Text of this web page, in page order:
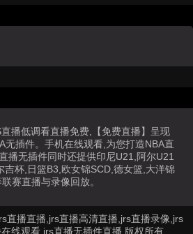
播低调看直播免费,【免费直播】呈现
无插件。手机在线观看,为您打造NBA直
播无插件同时还提供印尼U21,阿尔U21
吉杯,日篮B3,欧女锦SCD,德女篮,大洋锦
赛直播与录像回放。
直播直播,jrs直播高清直播,jrs直播录像,jrs
线观看,jrs直播无插件直播 版权所有